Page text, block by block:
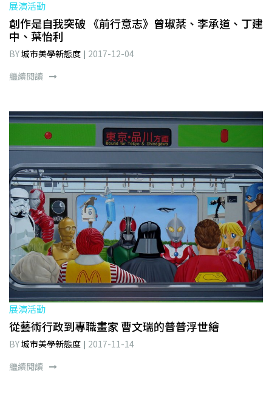
展演活動
創作是自我突破 《前行意志》曾琡棻、李承道、丁建
中、葉怡利
BY城市美學新態度
2017-12-04
繼續閱讀
展演活動
從藝術行政到專職畫家 曹文瑞的普普浮世繪
BY城市美學新態度
2017-11-14
繼續閱讀